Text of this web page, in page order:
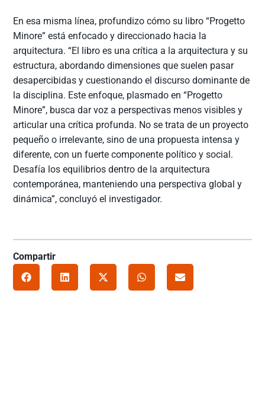
En esa misma línea, profundizo cómo su libro “Progetto
Minore” está enfocado y direccionado hacia la
arquitectura. “El libro es una crítica a la arquitectura y su
estructura, abordando dimensiones que suelen pasar
desapercibidas y cuestionando el discurso dominante de
la disciplina. Este enfoque, plasmado en “Progetto
Minore”, busca dar voz a perspectivas menos visibles y
articular una crítica profunda. No se trata de un proyecto
pequeño o irrelevante, sino de una propuesta intensa y
diferente, con un fuerte componente político y social.
Desafía los equilibrios dentro de la arquitectura
contemporánea, manteniendo una perspectiva global y
dinámica”, concluyó el investigador.
Compartir